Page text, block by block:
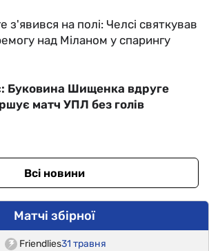
з'явився на полі: Челсі святкував
над Міланом у спарингу
Буковина Шищенка вдруге
матч УПЛ без голів
Всі новини
Матчі збірної
Friendlies31 травня